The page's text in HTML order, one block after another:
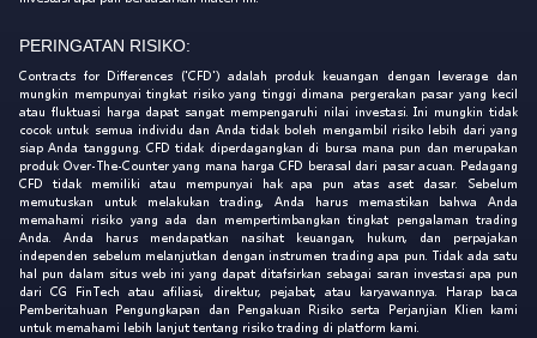
PERINGATAN RISIKO:
Contracts for Differences ('CFD') adalah produk keuangan dengan leverage dan
mungkin mempunyai tingkat risiko yang tinggi dimana pergerakan pasar yang kecil
atau fluktuasi harga dapat sangat mempengaruhi nilai investasi. Ini mungkin tidak
cocok untuk semua individu dan Anda tidak boleh mengambil risiko lebih dari yang
siap Anda tanggung. CFD tidak diperdagangkan di bursa mana pun dan merupakan
produk Over-The-Counter yang mana harga CFD berasal dari pasar acuan. Pedagang
CFD tidak memiliki atau mempunyai hak apa pun atas aset dasar. Sebelum
memutuskan untuk melakukan trading, Anda harus memastikan bahwa Anda
memahami risiko yang ada dan mempertimbangkan tingkat pengalaman trading
Anda. Anda harus mendapatkan nasihat keuangan, hukum, dan perpajakan
independen sebelum melanjutkan dengan instrumen trading apa pun. Tidak ada satu
hal pun dalam situs web ini yang dapat ditafsirkan sebagai saran investasi apa pun
dari CG FinTech atau afiliasi, direktur, pejabat, atau karyawannya. Harap baca
Pemberitahuan Pengungkapan dan Pengakuan Risiko serta Perjanjian Klien kami
untuk memahami lebih lanjut tentang risiko trading di platform kami.